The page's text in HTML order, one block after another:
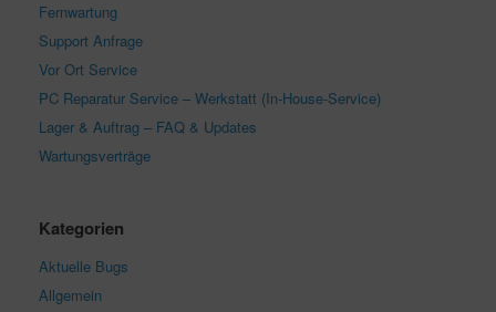
Fernwartung
Support Anfrage
Vor Ort Service
PC Reparatur Service – Werkstatt (In-House-Service)
Lager & Auftrag – FAQ & Updates
Wartungsverträge
Kategorien
Aktuelle Bugs
Allgemein